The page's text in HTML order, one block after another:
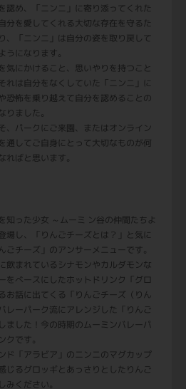
認め、「ニンニ」に寄り添ってくれた
分を愛してくれる大切な存在を守るた
、「ニンニ」は自分の姿を取り戻して
になります。
気にかけること、思いやりを持つこと
れは自分をなくしていた「ニンニ」に
恐怖を乗り越えて自分を認めることの
ました。
、パークにご来園、またはオンライン
通してご自身にとって大切なものが何
ばと思います。
知った少女 ～ムーミ ン谷の仲間たちよ
場し、「りんごチーズとは？」と気に
チーズ」のアンサーメニューです。
飲まれているシナモンやカルダモンな
をべースにしたホットドリンク「グロ
お話に出てくる「りんごチーズ（りん
レーパーク流にアレンジした「りんご
ました！今の時期のムーミンバレーパ
です。
ド「アラビア」のニンニのマグカップ
じるグロッギとあっさりとしたりんご
ください。